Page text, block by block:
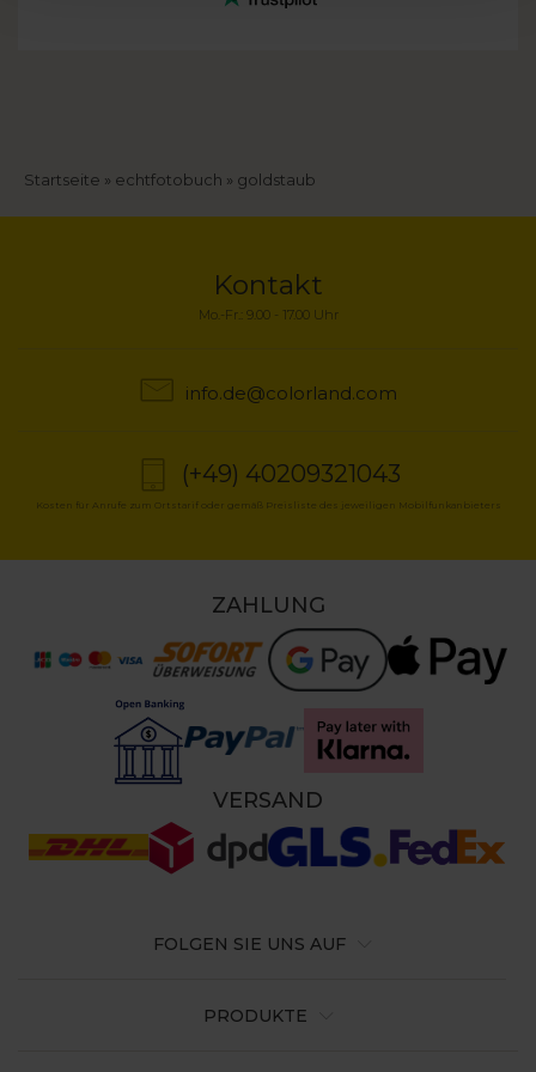
Pfadnavigation
Startseite echtfotobuch goldstaub
Kontakt
Mo.-Fr.: 9.00 - 17.00 Uhr
info.de@colorland.com
(+49) 40209321043
Kosten für Anrufe zum Ortstarif oder gemäß Preisliste des jeweiligen Mobilfunkanbieters
PRODUKTE
FOLGEN SIE UNS AUF
ZAHLUNG
VERSAND